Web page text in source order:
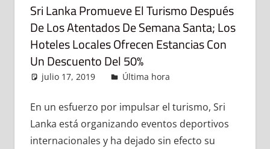
Sri Lanka Promueve El Turismo Después
De Los Atentados De Semana Santa; Los
Hoteles Locales Ofrecen Estancias Con
Un Descuento Del 50%
julio 17, 2019 admin
Última hora
En un esfuerzo por impulsar el turismo, Sri
Lanka está organizando eventos deportivos
internacionales y ha dejado sin efecto su